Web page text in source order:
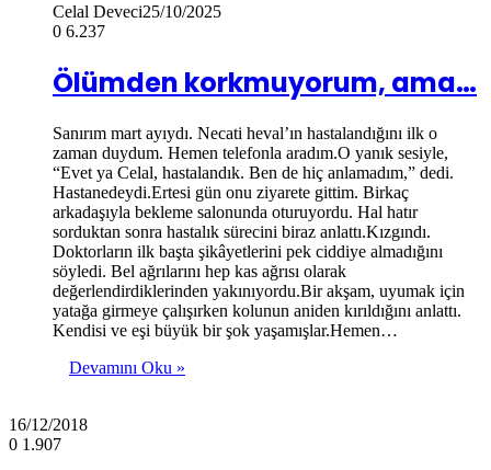
Celal Deveci25/10/2025
0 6.237
Ölümden korkmuyorum, ama…
Sanırım mart ayıydı. Necati heval’ın hastalandığını ilk o
zaman duydum. Hemen telefonla aradım.O yanık sesiyle,
“Evet ya Celal, hastalandık. Ben de hiç anlamadım,” dedi.
Hastanedeydi.Ertesi gün onu ziyarete gittim. Birkaç
arkadaşıyla bekleme salonunda oturuyordu. Hal hatır
sorduktan sonra hastalık sürecini biraz anlattı.Kızgındı.
Doktorların ilk başta şikâyetlerini pek ciddiye almadığını
söyledi. Bel ağrılarını hep kas ağrısı olarak
değerlendirdiklerinden yakınıyordu.Bir akşam, uyumak için
yatağa girmeye çalışırken kolunun aniden kırıldığını anlattı.
Kendisi ve eşi büyük bir şok yaşamışlar.Hemen…
Devamını Oku »
16/12/2018
0 1.907